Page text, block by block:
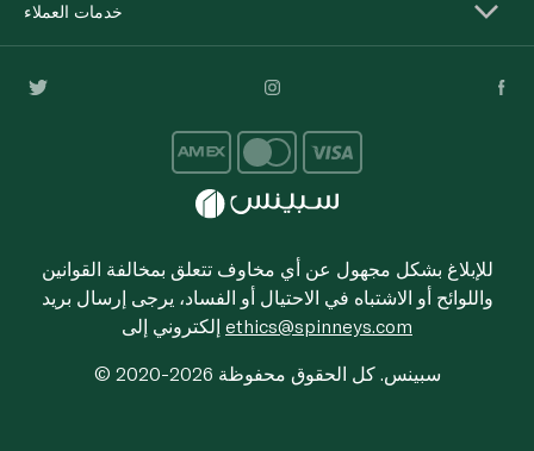
خدمات العملاء
للإبلاغ بشكل مجهول عن أي مخاوف تتعلق بمخالفة القوانين
واللوائح أو الاشتباه في الاحتيال أو الفساد، يرجى إرسال بريد
ethics@spinneys.com
© 2020-2026 سبينس. كل الحقوق محفوظة